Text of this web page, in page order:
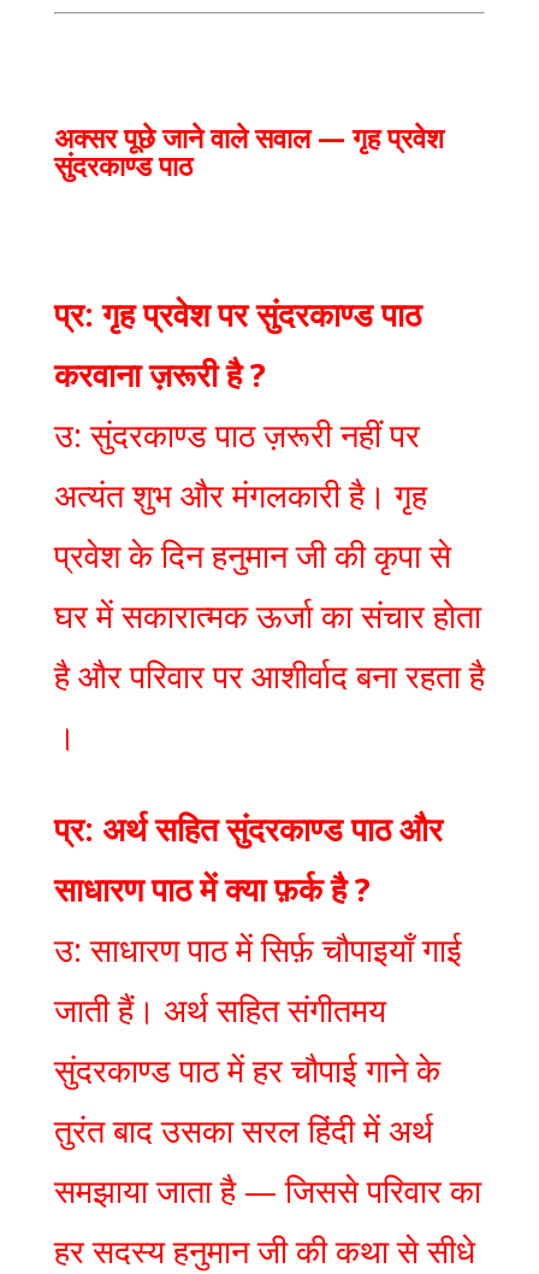
अक्सर पूछे जाने वाले सवाल — गृह प्रवेश
सुंदरकाण्ड पाठ
प्र: गृह प्रवेश पर सुंदरकाण्ड पाठ
करवाना ज़रूरी है ?
उ: सुंदरकाण्ड पाठ ज़रूरी नहीं पर
अत्यंत शुभ और मंगलकारी है। गृह
प्रवेश के दिन हनुमान जी की कृपा से
घर में सकारात्मक ऊर्जा का संचार होता
है और परिवार पर आशीर्वाद बना रहता है
।
प्र: अर्थ सहित सुंदरकाण्ड पाठ और
साधारण पाठ में क्या फ़र्क है ?
उ: साधारण पाठ में सिर्फ़ चौपाइयाँ गाई
जाती हैं। अर्थ सहित संगीतमय
सुंदरकाण्ड पाठ में हर चौपाई गाने के
तुरंत बाद उसका सरल हिंदी में अर्थ
समझाया जाता है — जिससे परिवार का
हर सदस्य हनुमान जी की कथा से सीधे